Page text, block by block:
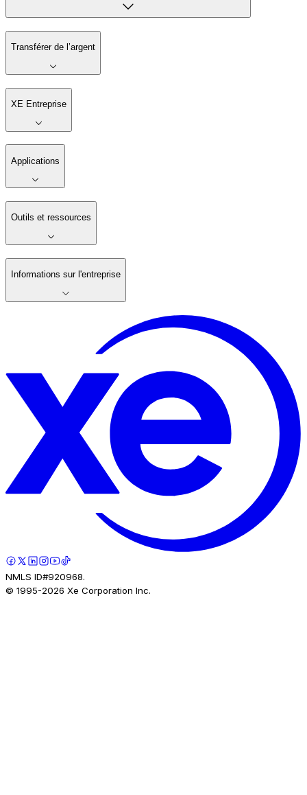
Transférer de l’argent
XE Entreprise
Applications
Outils et ressources
Informations sur l'entreprise
NMLS ID#920968.
© 1995-2026 Xe Corporation Inc.